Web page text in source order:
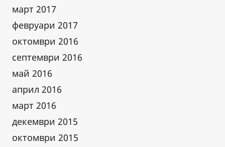
март 2017
февруари 2017
октомври 2016
септември 2016
май 2016
април 2016
март 2016
декември 2015
октомври 2015